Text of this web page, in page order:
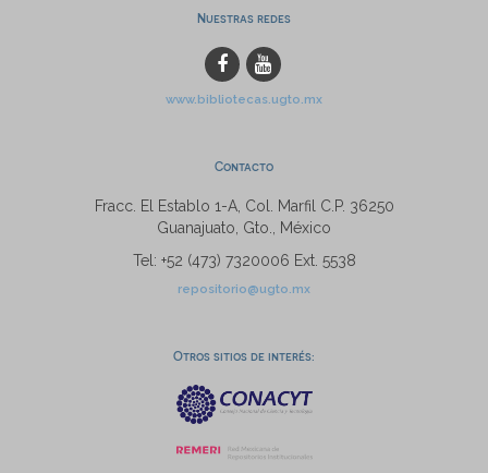
Nuestras redes
www.bibliotecas.ugto.mx
Contacto
Fracc. El Establo 1-A, Col. Marfil C.P. 36250
Guanajuato, Gto., México
Tel: +52 (473) 7320006 Ext. 5538
repositorio@ugto.mx
Otros sitios de interés: